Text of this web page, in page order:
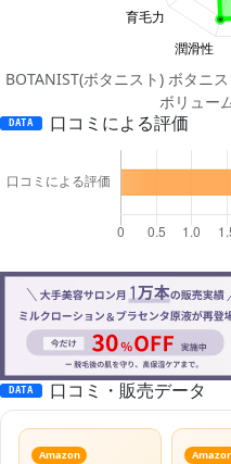
BOTANIST(ボタニスト) ボタニ
ボリュー
DATA 口コミによる評価
DATA 口コミ・販売データ
Amazon